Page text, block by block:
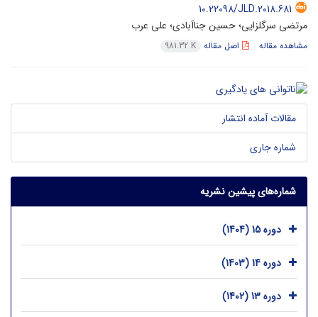
10.22098/JLD.2018.681
مرتضی سرگلزایی؛ حسین جناآبادی؛ علی عرب
مشاهده مقاله اصل مقاله 981.32 K
مقالات آماده انتشار
شماره جاری
شماره‌های پیشین نشریه
دوره 15 (1404)
دوره 14 (1403)
دوره 13 (1402)